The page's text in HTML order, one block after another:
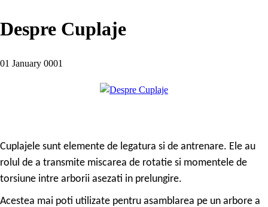
Despre Cuplaje
01 January 0001
Cuplajele sunt elemente de legatura si de antrenare. Ele au
rolul de a transmite miscarea de rotatie si momentele de
torsiune intre arborii asezati in prelungire.
Acestea mai poti utilizate pentru asamblarea pe un arbore a